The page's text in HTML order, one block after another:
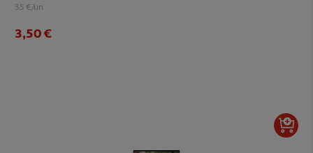
3.5 €/un
3,50 €